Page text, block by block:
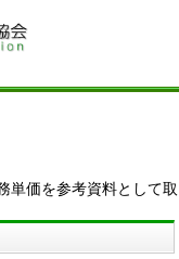
単価を参考資料として取